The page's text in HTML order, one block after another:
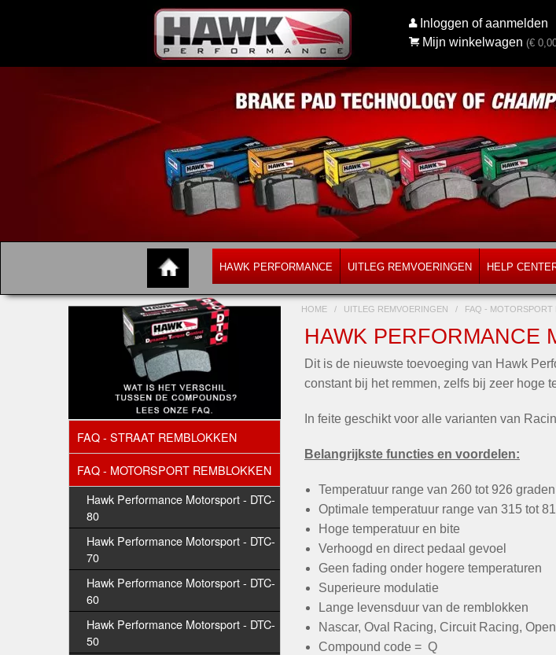
Inloggen of aanmelden
Mijn winkelwagen (€
HAWK PERFORMANCE UITLEG REMVOERINGEN HELP
FAQ - STRAAT REMBLOKKEN
FAQ - MOTORSPORT REMBLOKKEN
Hawk Performance Motorsport - DTC-
80
Hawk Performance Motorsport - DTC-
70
Hawk Performance Motorsport - DTC-
60
Hawk Performance Motorsport - DTC-
50
HOME / UITLEG REMVOERINGEN / FAQ - MOTORSPORT
HAWK PERFORMANCE
Dit is de nieuwste toevoeging van Hawk
constant bij het remmen, zelfs bij zeer hoge
In feite geschikt voor alle varianten van
Belangrijkste functies en voordelen:
Temperatuur range van 260 tot 926 graden
Optimale temperatuur range van 315 tot
Hoge temperatuur en bite
Verhoogd en direct pedaal gevoel
Geen fading onder hogere temperaturen
Superieure modulatie
Lange levensduur van de remblokken
Nascar, Oval Racing, Circuit Racing,
Compound code = Q